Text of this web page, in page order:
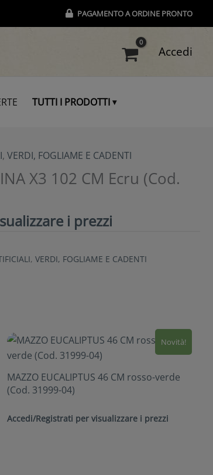
PAGAMENTO A ORDINE PRONTO
Accedi
TUTTI I PRODOTTI
, VERDI, FOGLIAME E CADENTI
X3 102 CM Ecru (Cod.
i prezzi
, VERDI, FOGLIAME E CADENTI
Novità!
MAZZO EUCALIPTUS 46 CM rosso-verde
(Cod. 31999-04)
Accedi/Registrati per visualizzare i prezzi